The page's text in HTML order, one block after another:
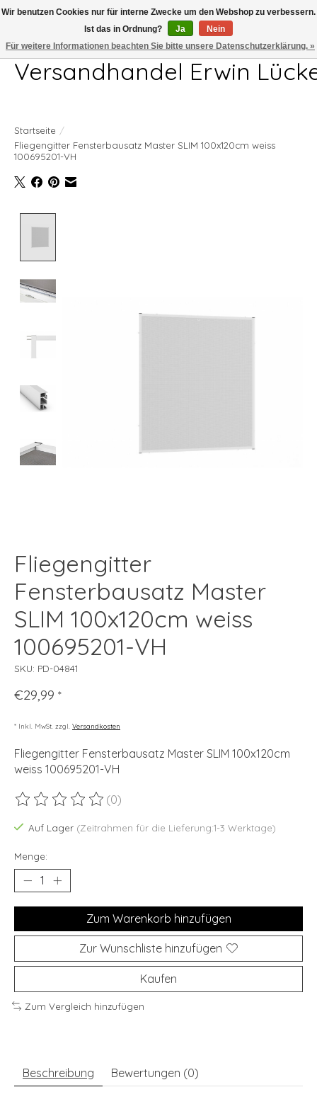
Telefon 04407 715872 MO-DO 7.00-17.00Uhr FR 7.00-13.00Uhr
Versandhandel Erwin
Startseite /
Fliegengitter Fensterbausatz Master SLIM 100x120cm weiss
100695201-VH
Fliegengitter
Fensterbausatz Master
SLIM 100x120cm weiss
100695201-VH
SKU: PD-04841
€29,99 *
* Inkl. MwSt. zzgl. Versandkosten
Fliegengitter Fensterbausatz Master SLIM 100x120cm
weiss 100695201-VH
Die Bewertung dieses Produkts ist
(0)
Auf Lager (Zeitrahmen für die Lieferung:1-3 Werktage)
Menge:
Zum Warenkorb hinzufügen
Zur Wunschliste hinzufügen
Kaufen
Zum Vergleich hinzufügen
Beschreibung Bewertungen (0)
Wir benutzen Cookies nur für interne Zwecke um den Webshop zu verbessern.
Ist das in Ordnung?
Ja
Nein
Für weitere Informationen beachten Sie bitte unsere Datenschutzerklärung. »